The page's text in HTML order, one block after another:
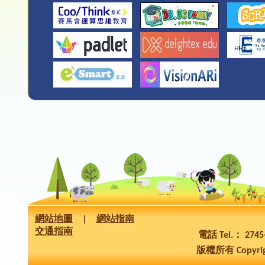
網站地圖
網站指南
交通指南
電話 Tel.：
版權所有